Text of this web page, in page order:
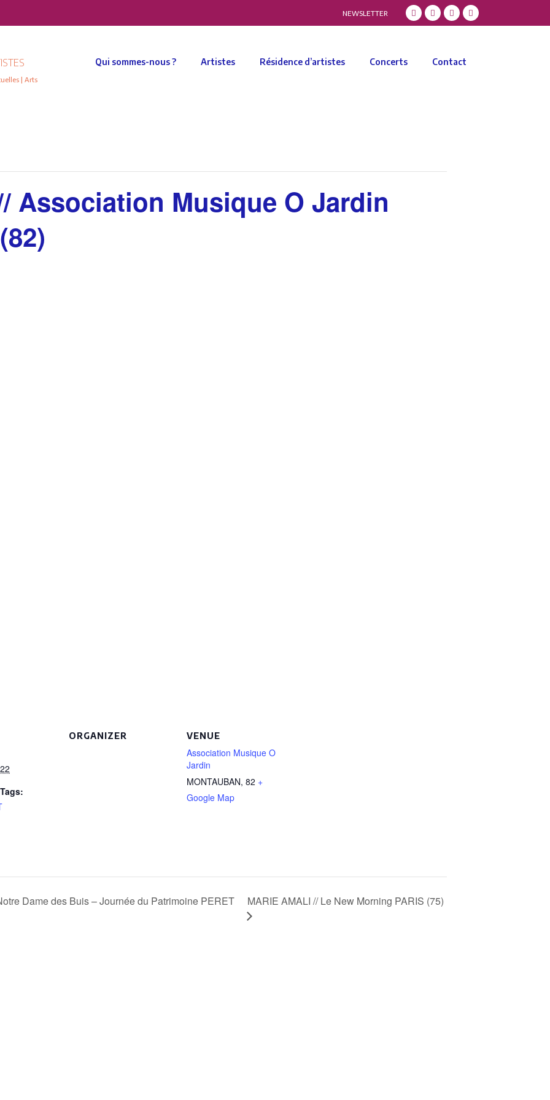
NEWSLETTER
| Arts
Qui sommes-nous ? Artistes Résidence d’artistes Concerts Contact
Association Musique O Jardin
ORGANIZER VENUE
Association Musique O
Jardin
MONTAUBAN, 82 +
Google Map
Dame des Buis – Journée du Patrimoine PERET
MARIE AMALI // Le New Morning PARIS (75)